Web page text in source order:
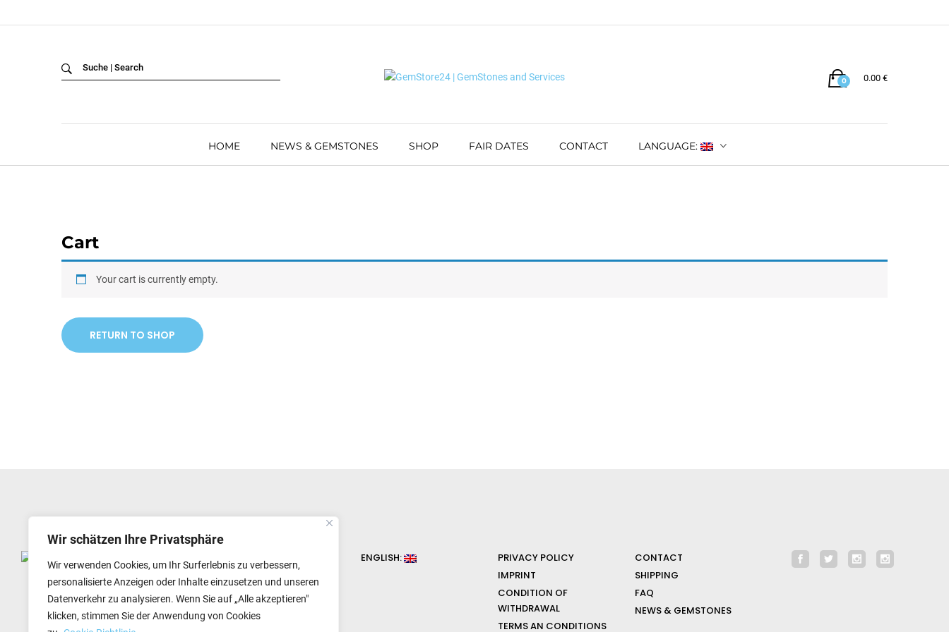
Wir schätzen Ihre Privatsphäre
Wir verwenden Cookies, um Ihr Surferlebnis zu verbessern,
personalisierte Anzeigen oder Inhalte einzusetzen und unseren
Datenverkehr zu analysieren. Wenn Sie auf „Alle akzeptieren"
klicken, stimmen Sie der Anwendung von Cookies
0 0.00 €
HOME NEWS & GEMSTONES SHOP FAIR DATES CONTACT LANGUAGE:
Cart
Your cart is currently empty.
RETURN TO SHOP
GEMSTORE24 G & R HANDELS GMBH
GEWERBESTR. 52
82211 HERRSCHING
NIKOLAS PREISINGER
ENGLISH:
PRIVACY POLICY
IMPRINT
CONDITION OF
WITHDRAWAL
TERMS AN CONDITIONS
CONTACT
SHIPPING
FAQ
NEWS & GEMSTONES